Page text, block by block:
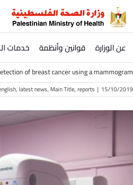
عن الوزارة قوانين وأنظمة خدمات
of breast cancer using a mammogram
15/10/2019
|
, latest news, Main Title,reports